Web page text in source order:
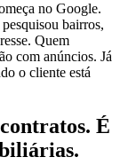
no Google.
bairros,
Quem
com anúncios. Já
o cliente está
É